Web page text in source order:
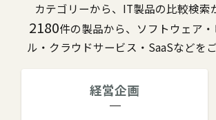
カテゴリーから、IT製品の比較検索
2180件の製品から、ソフトウェア
ル・クラウドサービス・SaaSなどを
経営企画